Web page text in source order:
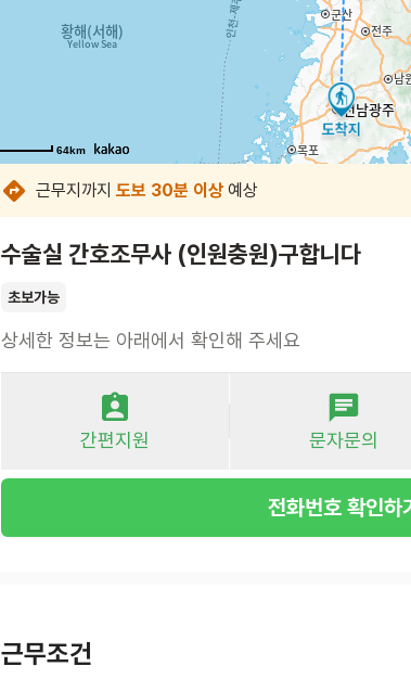
64km
64km
64km
64km
64km
64km
64km
64km
근무지까지 도보 30분 이상 예상
수술실 간호조무사 (인원충원)구합니다
초보가능
상세한 정보는 아래에서 확인해 주세요
간편지원 문자문의
전화번호 확인하
근무조건